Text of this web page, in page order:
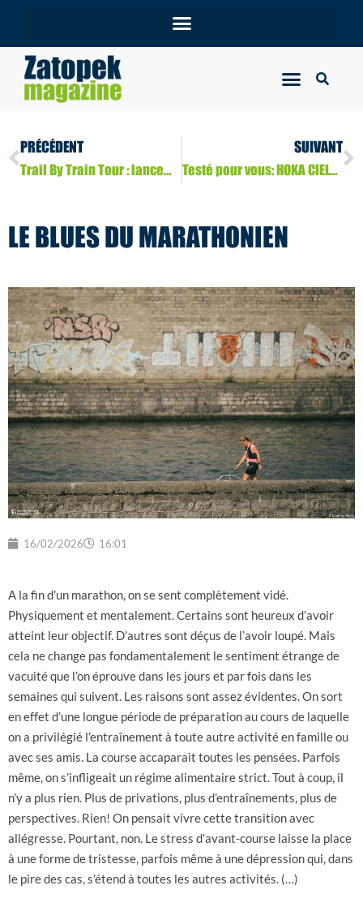
PRÉCÉDENT
Trail By Train Tour : lancement de la saison 2026 !
SUIVANT
Testé pour vous: HOKA CIELO X1 3.0
LE BLUES DU MARATHONIEN
16/02/2026 16:01
A la fin d’un marathon, on se sent complètement vidé.
Physiquement et mentalement. Certains sont heureux d’avoir
atteint leur objectif. D’autres sont déçus de l’avoir loupé. Mais
cela ne change pas fondamentalement le sentiment étrange de
vacuité que l’on éprouve dans les jours et par fois dans les
semaines qui suivent. Les raisons sont assez évidentes. On sort
en effet d’une longue période de préparation au cours de laquelle
on a privilégié l’entraînement à toute autre activité en famille ou
avec ses amis. La course accaparait toutes les pensées. Parfois
même, on s’infligeait un régime alimentaire strict. Tout à coup, il
n’y a plus rien. Plus de privations, plus d’entraînements, plus de
perspectives. Rien! On pensait vivre cette transition avec
allégresse. Pourtant, non. Le stress d’avant-course laisse la place
à une forme de tristesse, parfois même à une dépression qui, dans
le pire des cas, s’étend à toutes les autres activités. (…)